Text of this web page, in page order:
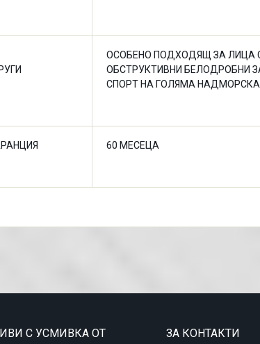
ОСОБЕНО ПОДХОДЯЩ ЗА ЛИЦА
ОБСТРУКТИВНИ БЕЛОДРОБНИ
СПОРТ НА ГОЛЯМА НАДМОРСКА
60 МЕСЕЦА
С УСМИВКА ОТ
ЗА КОНТАКТИ